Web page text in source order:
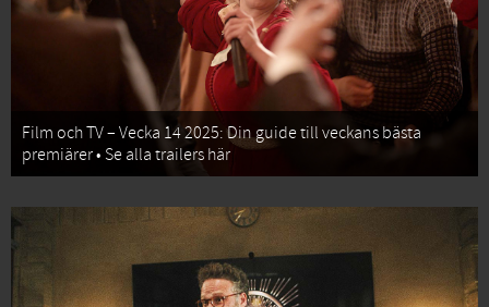
Film och TV – Vecka 14 2025: Din guide till veckans bästa
premiärer • Se alla trailers här